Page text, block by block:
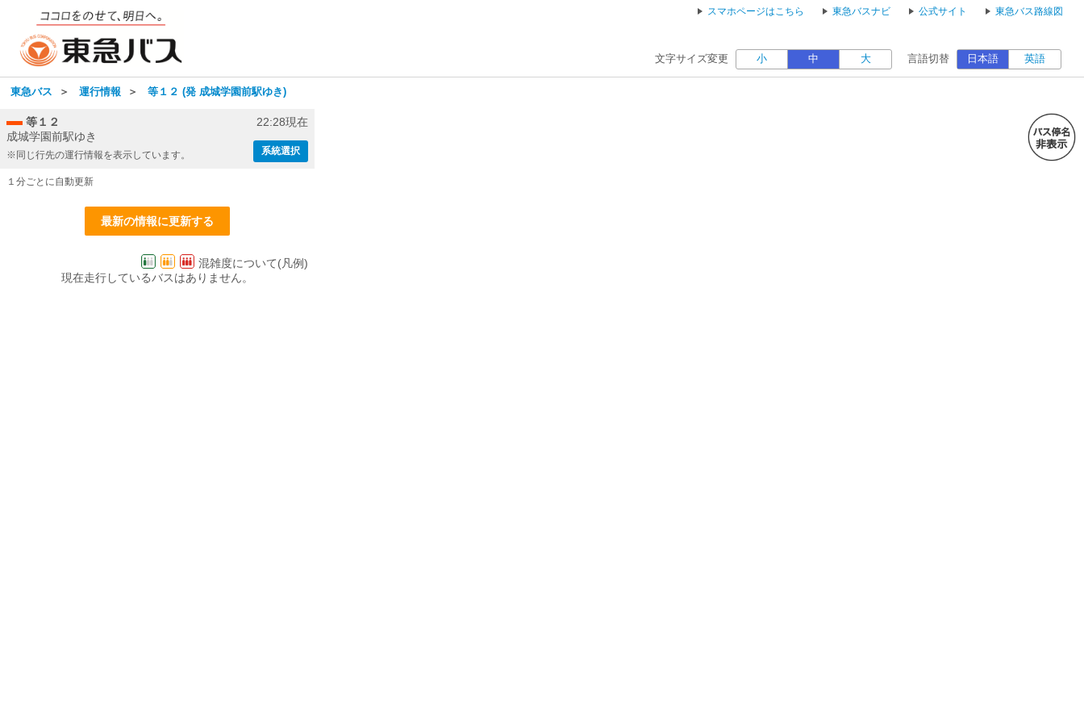
スマホページはこちら 東急バスナビ 公式サイト 東急バス路線図
文字サイズ変更 小 中 大 言語切替 日本語 英語
東急バス ＞ 運行情報 ＞ 等１２ (発 成城学園前駅ゆき)
等１２
成城学園前駅ゆき
22:28現在
系統選択
※同じ行先の運行情報を表示しています。
１分ごとに自動更新
最新の情報に更新する
混雑度について(凡例)
現在走行しているバスはありません。